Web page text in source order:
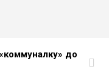
до